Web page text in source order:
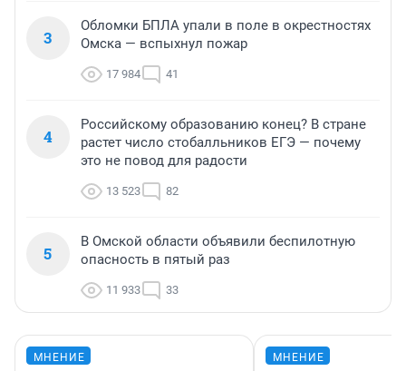
3
Обломки БПЛА упали в поле в окрестностях
Омска — вспыхнул пожар
17 984 41
4
Российскому образованию конец? В стране
растет число стобалльников ЕГЭ — почему
это не повод для радости
13 523 82
5
В Омской области объявили беспилотную
опасность в пятый раз
11 933 33
МНЕНИЕ МНЕНИЕ